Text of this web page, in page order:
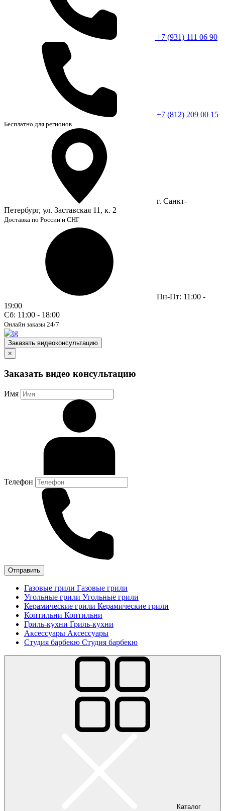
+7 (931) 111 06 90
+7 (812) 209 00 15
Бесплатно для регионов
г. Санкт-
Петербург, ул. Заставская 11, к. 2
Доставка по России и СНГ
Пн-Пт: 11:00 -
19:00
Сб: 11:00 - 18:00
Онлайн заказы 24/7
Заказать видеоконсультацию
×
Заказать видео консультацию
Имя
Телефон
Отправить
Газовые грили Газовые грили
Угольные грили Угольные грили
Керамические грили Керамические грили
Коптильни Коптильни
Гриль-кухни Гриль-кухни
Аксессуары Аксессуары
Студия барбекю Студия барбекю
Каталог